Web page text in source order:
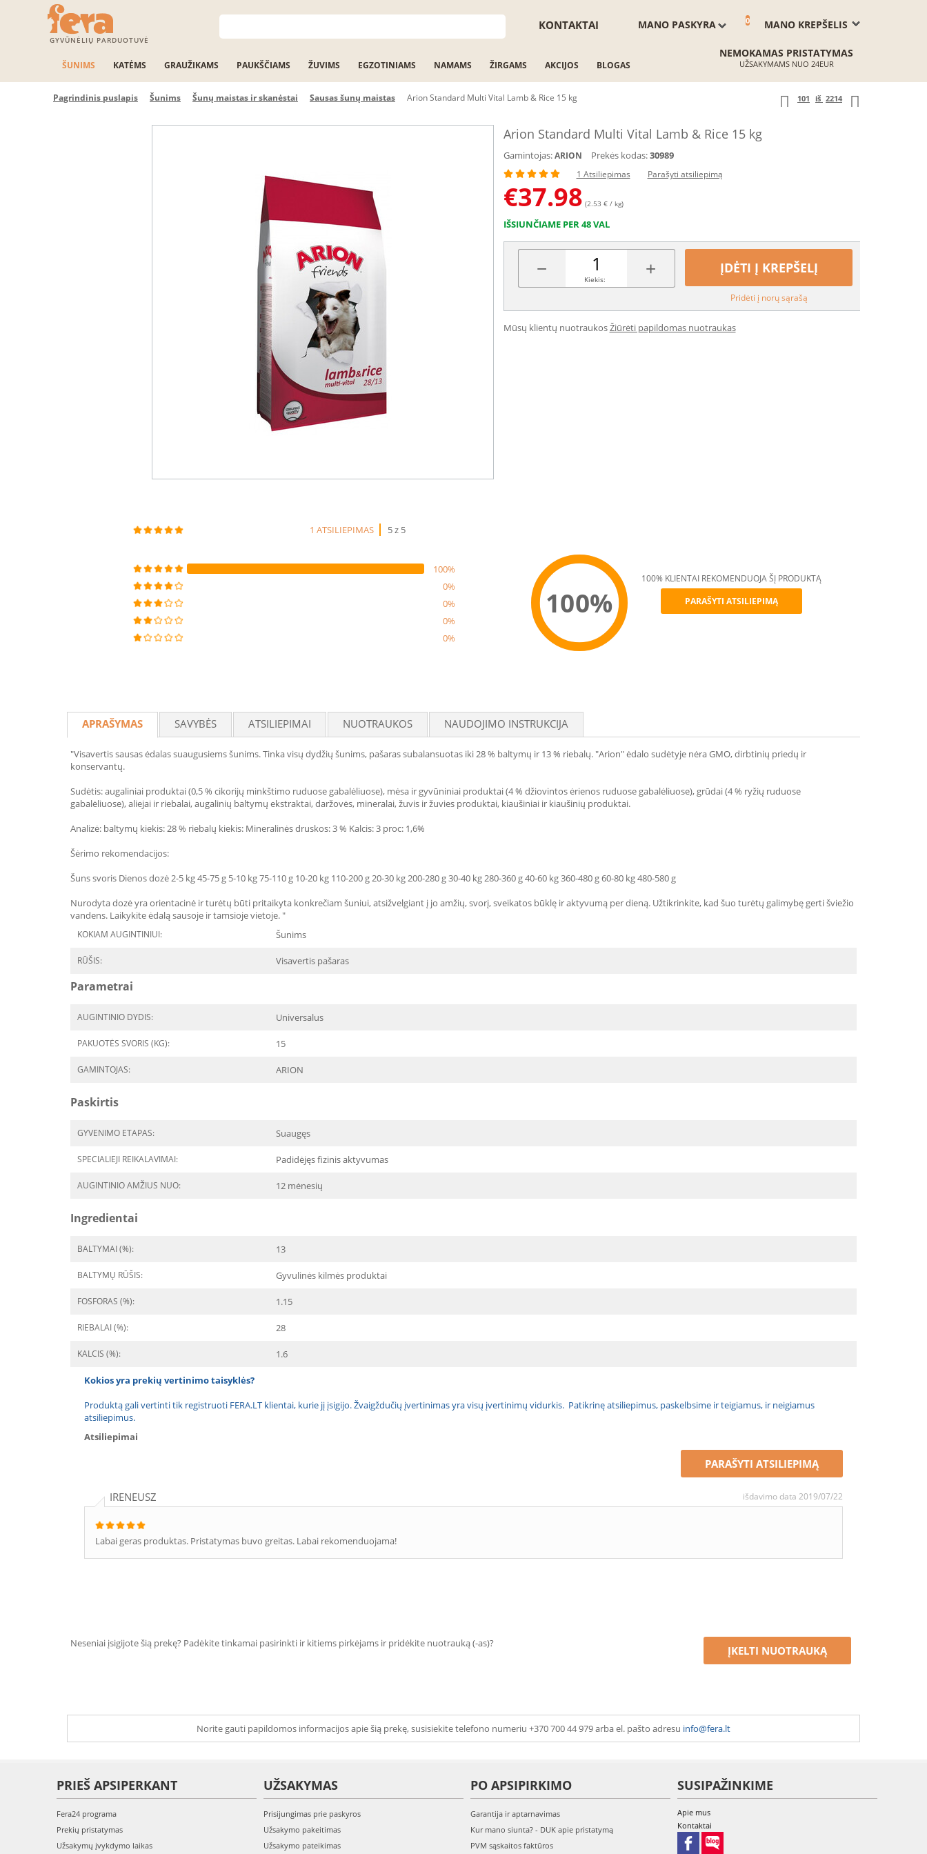
GYVŪNĖLIŲ PARDUOTUVĖ
MANO KREPŠELIS
0
MANO PASKYRA
KONTAKTAI
ŠUNIMS KATĖMS GRAUŽIKAMS PAUKŠČIAMS ŽUVIMS EGZOTINIAMS NAMAMS ŽIRGAMS AKCIJOS BLOGAS
NEMOKAMAS PRISTATYMAS
UŽSAKYMAMS NUO 24EUR
Pagrindinis puslapis Šunims Šunų maistas ir skanėstai Sausas šunų maistas Arion Standard Multi Vital Lamb & Rice 15 kg 101 iš 2214
Arion Standard Multi Vital Lamb & Rice 15 kg
Gamintojas: ARION Prekės kodas:30989
1 Atsiliepimas Parašyti atsiliepimą
€37.98 (2.53 € / kg)
IŠSIUNČIAME PER 48 VAL
− +
Kiekis:
ĮDĖTI Į KREPŠELĮ
Pridėti į norų sąrašą
Mūsų klientų nuotraukosŽiūrėti papildomas nuotraukas
1 ATSILIEPIMAS 5 z 5
100%
0%
0%
0%
0%
100%
Recommend
100% KLIENTAI REKOMENDUOJA ŠĮ PRODUKTĄ
PARAŠYTI ATSILIEPIMĄ
APRAŠYMAS SAVYBĖS ATSILIEPIMAI NUOTRAUKOS NAUDOJIMO INSTRUKCIJA
"Visavertis sausas ėdalas suaugusiems šunims. Tinka visų dydžių šunims, pašaras subalansuotas iki 28 % baltymų ir 13 % riebalų. "Arion" ėdalo sudėtyje nėra GMO, dirbtinių priedų ir
konservantų.
Sudėtis: augaliniai produktai (0,5 % cikorijų minkštimo ruduose gabalėliuose), mėsa ir gyvūniniai produktai (4 % džiovintos ėrienos ruduose gabalėliuose), grūdai (4 % ryžių ruduose
gabalėliuose), aliejai ir riebalai, augalinių baltymų ekstraktai, daržovės, mineralai, žuvis ir žuvies produktai, kiaušiniai ir kiaušinių produktai.
Analizė: baltymų kiekis: 28 % riebalų kiekis: Mineralinės druskos: 3 % Kalcis: 3 proc: 1,6%
Šėrimo rekomendacijos:
Šuns svoris Dienos dozė 2-5 kg 45-75 g 5-10 kg 75-110 g 10-20 kg 110-200 g 20-30 kg 200-280 g 30-40 kg 280-360 g 40-60 kg 360-480 g 60-80 kg 480-580 g
Nurodyta dozė yra orientacinė ir turėtų būti pritaikyta konkrečiam šuniui, atsižvelgiant į jo amžių, svorį, sveikatos būklę ir aktyvumą per dieną. Užtikrinkite, kad šuo turėtų galimybę gerti šviežio
vandens. Laikykite ėdalą sausoje ir tamsioje vietoje. "
KOKIAM AUGINTINIUI: Šunims
RŪŠIS: Visavertis pašaras
Parametrai
AUGINTINIO DYDIS: Universalus
PAKUOTĖS SVORIS (KG): 15
GAMINTOJAS: ARION
Paskirtis
GYVENIMO ETAPAS: Suaugęs
SPECIALIEJI REIKALAVIMAI: Padidėjęs fizinis aktyvumas
AUGINTINIO AMŽIUS NUO: 12 mėnesių
Ingredientai
BALTYMAI (%): 13
BALTYMŲ RŪŠIS: Gyvulinės kilmės produktai
FOSFORAS (%): 1.15
RIEBALAI (%): 28
KALCIS (%): 1.6
Kokios yra prekių vertinimo taisyklės?
Produktą gali vertinti tik registruoti FERA.LT klientai, kurie jį įsigijo. Žvaigždučių įvertinimas yra visų įvertinimų vidurkis. Patikrinę atsiliepimus, paskelbsime ir teigiamus, ir neigiamus
atsiliepimus.
Atsiliepimai
PARAŠYTI ATSILIEPIMĄ
IRENEUSZ išdavimo data 2019/07/22
Labai geras produktas. Pristatymas buvo greitas. Labai rekomenduojama!
Neseniai įsigijote šią prekę? Padėkite tinkamai pasirinkti ir kitiems pirkėjams ir pridėkite nuotrauką (-as)?
ĮKELTI NUOTRAUKĄ
Norite gauti papildomos informacijos apie šią prekę, susisiekite telefono numeriu +370 700 44 979 arba el. pašto adresu info@fera.lt
PRIEŠ APSIPERKANT
Fera24 programa
Prekių pristatymas
Užsakymų įvykdymo laikas
UŽSAKYMAS
Prisijungimas prie paskyros
Užsakymo pakeitimas
Užsakymo pateikimas
PO APSIPIRKIMO
Garantija ir aptarnavimas
Kur mano siunta? - DUK apie pristatymą
PVM sąskaitos faktūros
SUSIPAŽINKIME
Apie mus
Kontaktai